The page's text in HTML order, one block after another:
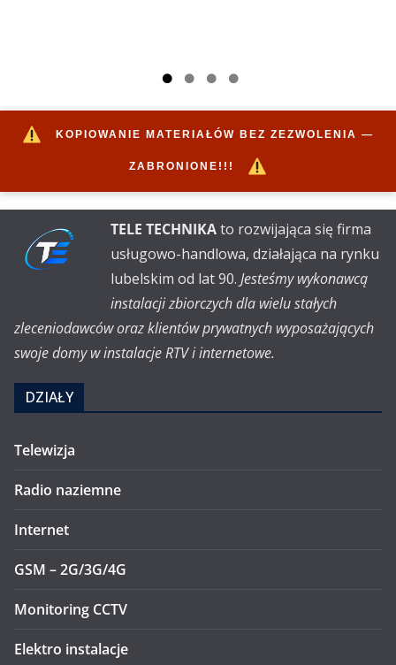
KOPIOWANIE MATERIAŁÓW BEZ ZEZWOLENIA —
ZABRONIONE!!!
TELE TECHNIKAto rozwijająca się firma
usługowo-handlowa, działająca na rynku
lubelskim od lat 90. Jesteśmy wykonawcą
instalacji zbiorczych dla wielu stałych
zleceniodawców oraz klientów prywatnych wyposażających
swoje domy w instalacje RTV i internetowe.
DZIAŁY
Telewizja
Radio naziemne
Internet
GSM – 2G/3G/4G
Monitoring CCTV
Elektro instalacje